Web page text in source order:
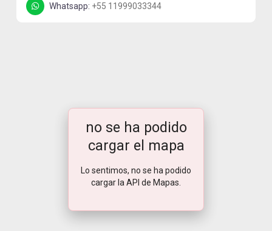
Whatsapp: +55 11999033344
no se ha podido
cargar el mapa
Lo sentimos, no se ha podido
cargar la API de Mapas.